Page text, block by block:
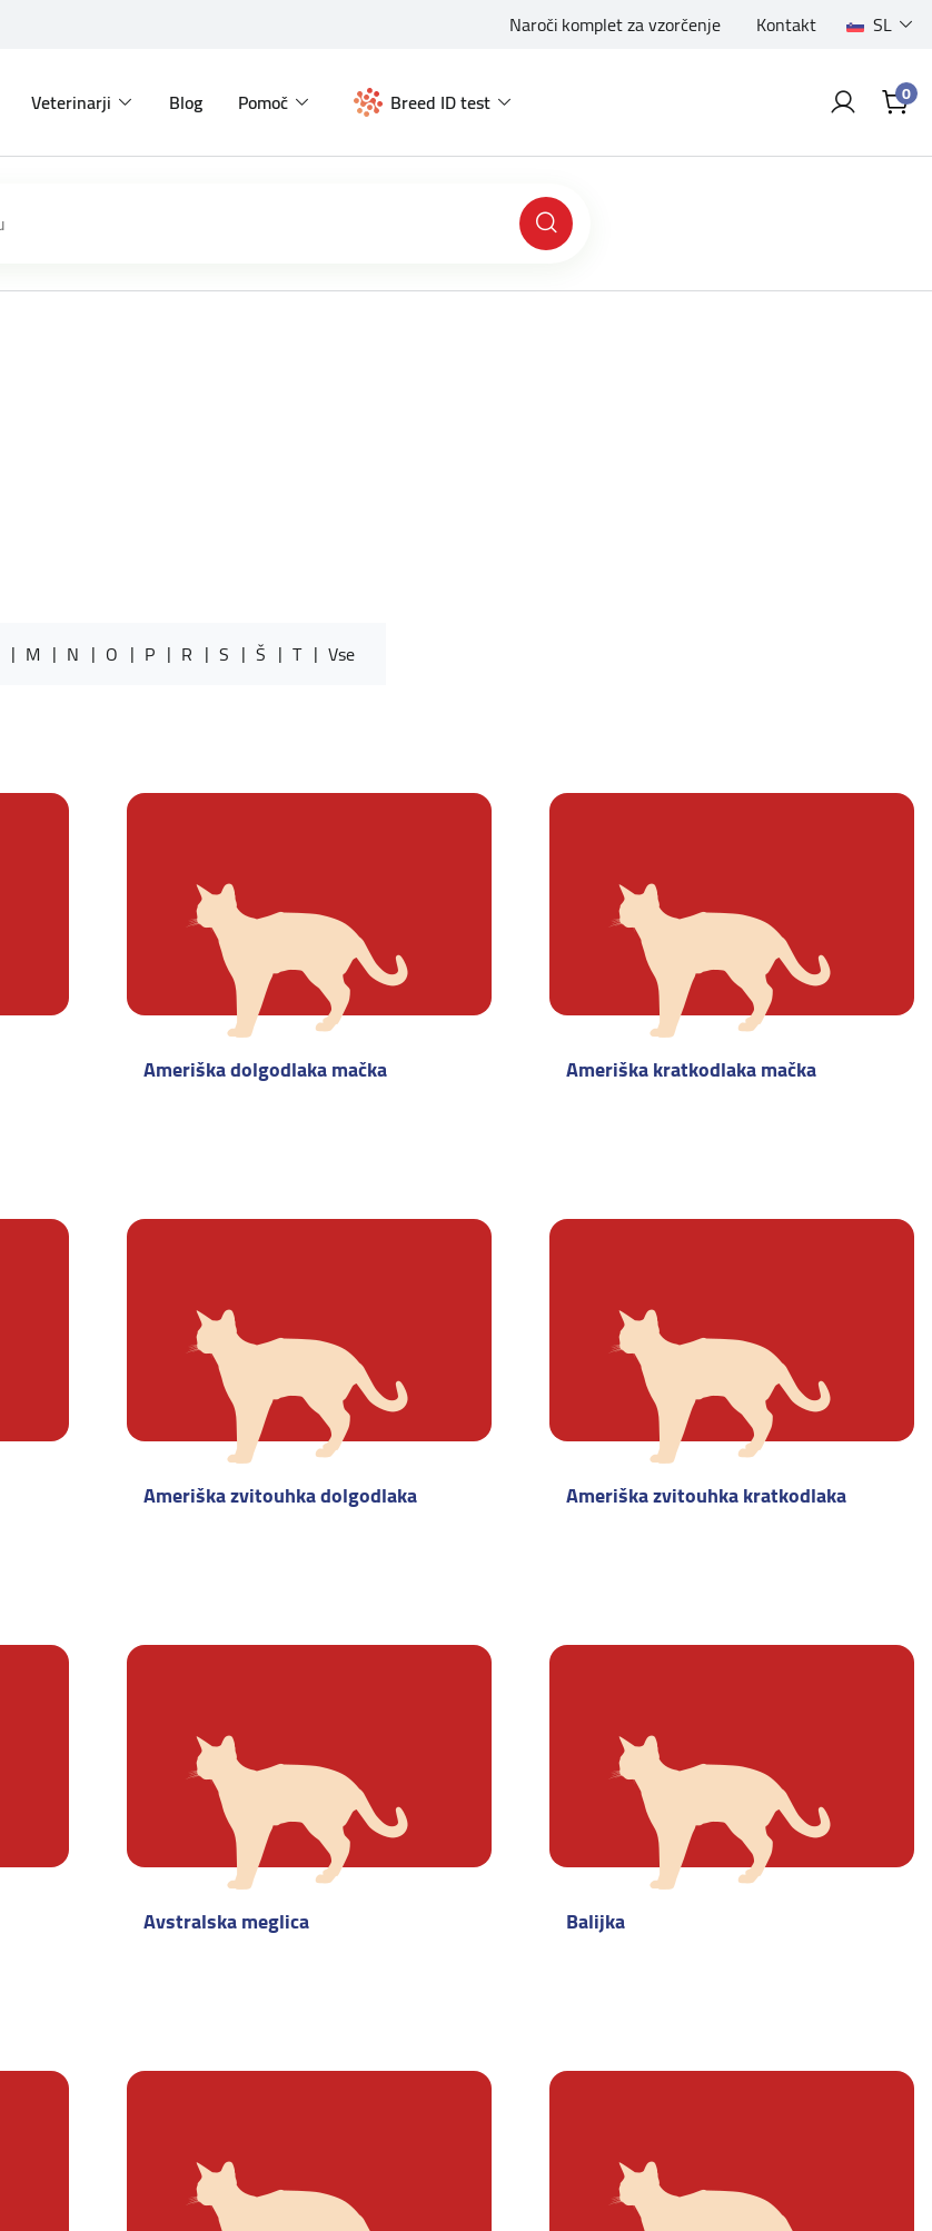
Naroči komplet za vzorčenje Kontakt SL
Veterinarji Blog Pomoč Breed ID test 0
M N O P R S Š T Vse
Ameriška dolgodlaka mačka Ameriška kratkodlaka mačka
Ameriška zvitouhka dolgodlaka Ameriška zvitouhka kratkodlaka
Avstralska meglica Balijka